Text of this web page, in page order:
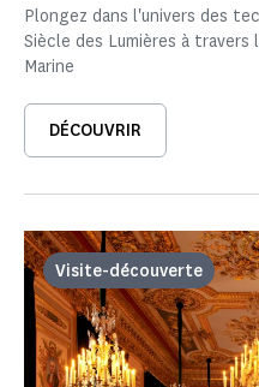
Plongez dans l'univers des
Siècle des Lumières à
Marine
DÉCOUVRIR
Visite-découverte